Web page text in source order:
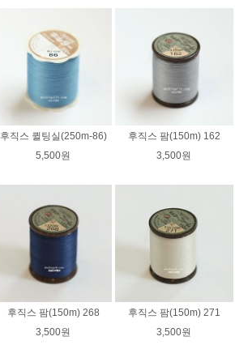
후직스 퀼팅실(250m-86)
5,500원
후직스 팜(150m) 162
3,500원
후직스 팜(150m) 268
3,500원
후직스 팜(150m) 271
3,500원